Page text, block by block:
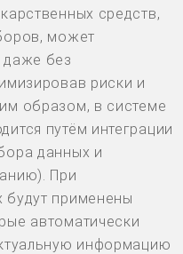
средств,
может
даже без
риски и
образом, в системе
путём интеграции
данных и
При
будут применены
автоматически
информацию